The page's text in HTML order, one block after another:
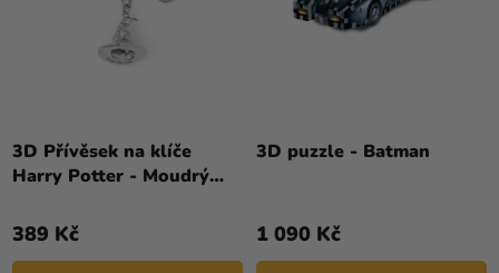
Ů
3D Přívěsek na klíče
Harry Potter - Moudrý
389 Kč
3D puzzle - Batman
1 090 Kč